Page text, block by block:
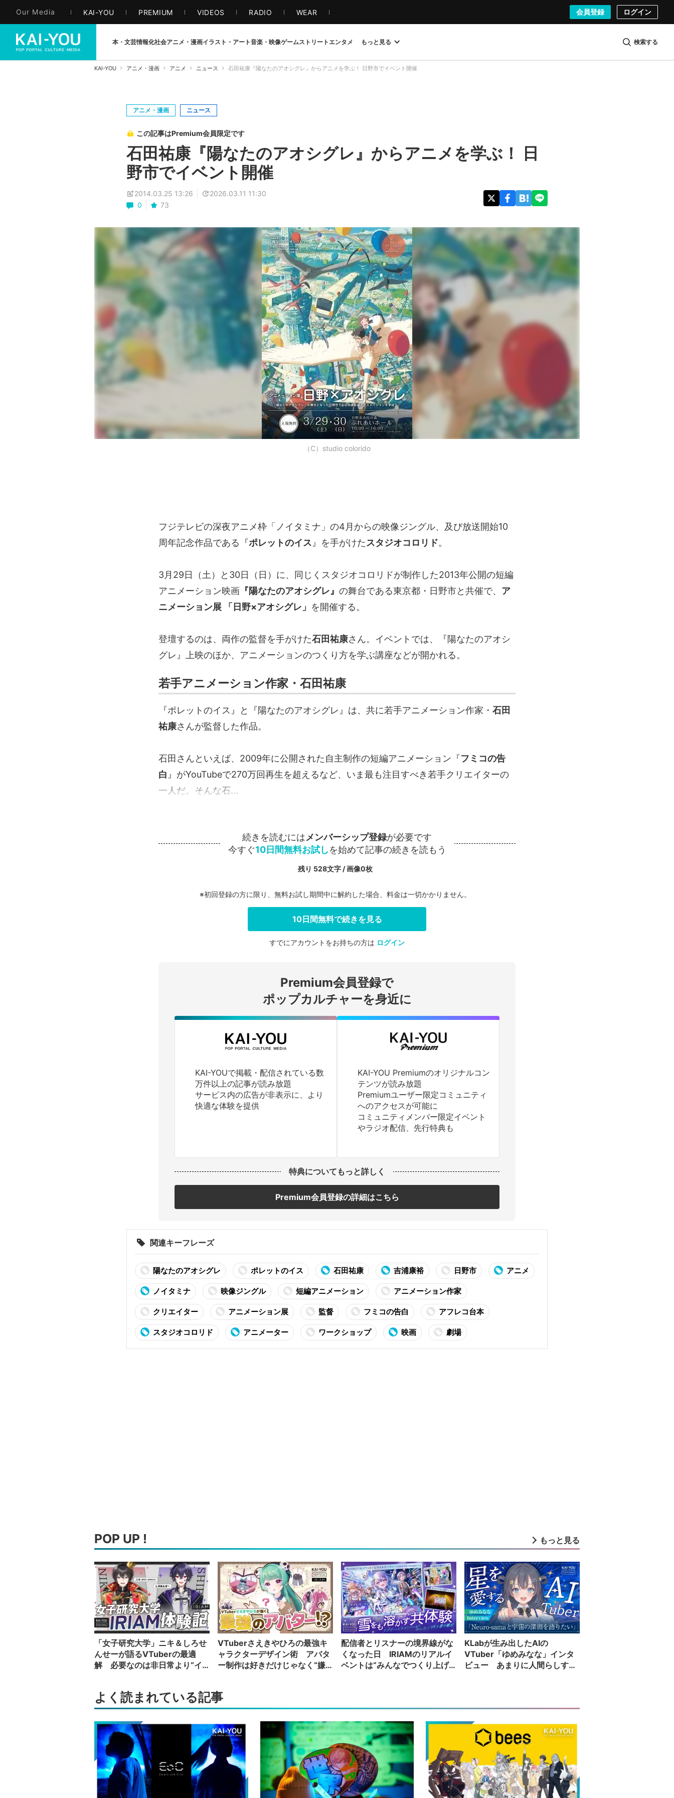
Our Media KAI-YOU PREMIUM VIDEOS RADIO WEAR 会員登録 ログイン
本・文芸情報化社会アニメ・漫画イラスト・アート音楽・映像ゲームストリート エンタメ もっと見る 検索する
KAI-YOU アニメ・漫画 アニメ ニュース 石田祐康『陽なたのアオシグレ』からアニメを学ぶ！ 日野市でイベント開催
アニメ・漫画 ニュース
この記事はPremium会員限定です
石田祐康『陽なたのアオシグレ』からアニメを学ぶ！ 日
野市でイベント開催
2014.03.25 13:26
2026.03.11 11:30
0
73
（C）studio colorido
フジテレビの深夜アニメ枠「ノイタミナ」の4月からの映像ジングル、及び放送開始10
周年記念作品である『ポレットのイス 』を手がけたスタジオコロリド。
3月29日（土）と30日（日）に、同じくスタジオコロリドが制作した2013年公開の短編
アニメーション映画 『陽なたのアオシグレ』 の舞台である東京都・日野市と共催で、 ア
ニメーション展 「日野×アオシグレ」 を開催する。
登壇するのは、両作の監督を手がけた石田祐康さん。イベントでは、『陽なたのアオシ
グレ』上映のほか、アニメーションのつくり方を学ぶ講座などが開かれる。
若手アニメーション作家・石田祐康
『ポレットのイス』と『陽なたのアオシグレ』は、共に若手アニメーション作家・ 石田
祐康さんが監督した作品。
石田さんといえば、2009年に公開された自主制作の短編アニメーション『フミコの告
白 』がYouTubeで270万回再生を超えるなど、いま最も注目すべき若手クリエイターの
一人だ。そんな石...
続きを読むにはメンバーシップ登録が必要です
今すぐ10日間無料お試しを始めて記事の続きを読もう
残り 528文字 / 画像0枚
ログインする
※初回登録の方に限り、無料お試し期間中に解約した場合、料金は一切かかりません。
10日間無料で続きを見る
すでにアカウントをお持ちの方は ログイン
Premium会員登録で
ポップカルチャーを身近に
KAI-YOUで掲載・配信されている数
万件以上の記事が読み放題
サービス内の広告が非表示に、より
快適な体験を提供
KAI-YOU Premiumのオリジナルコン
テンツが読み放題
Premiumユーザー限定コミュニティ
へのアクセスが可能に
コミュニティメンバー限定イベント
やラジオ配信、先行特典も
特典についてもっと詳しく
Premium会員登録の詳細はこちら
関連キーフレーズ
陽なたのアオシグレ ポレットのイス 石田祐康 吉浦康裕 日野市 アニメ
ノイタミナ 映像ジングル 短編アニメーション アニメーション作家
クリエイター アニメーション展 監督 フミコの告白 アフレコ台本
スタジオコロリド アニメーター ワークショップ 映画 劇場
POP UP ! もっと見る
「女子研究大学」ニキ＆しろせ
んせーが語るVTuberの最適
解 必要なのは非日常より“イ
VTuberさえきやひろの最強キ
ャラクターデザイン術 アバタ
ー制作は好きだけじゃなく“嫌
配信者とリスナーの境界線がな
くなった日 IRIAMのリアルイ
ベントは“みんなでつくり上げ
KLabが生み出したAIの
VTuber「ゆめみなな」インタ
ビュー あまりに人間らしすぎ
よく読まれている記事